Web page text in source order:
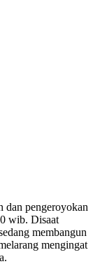
dan pengeroyokan
wib. Disaat
membangun
mengingat